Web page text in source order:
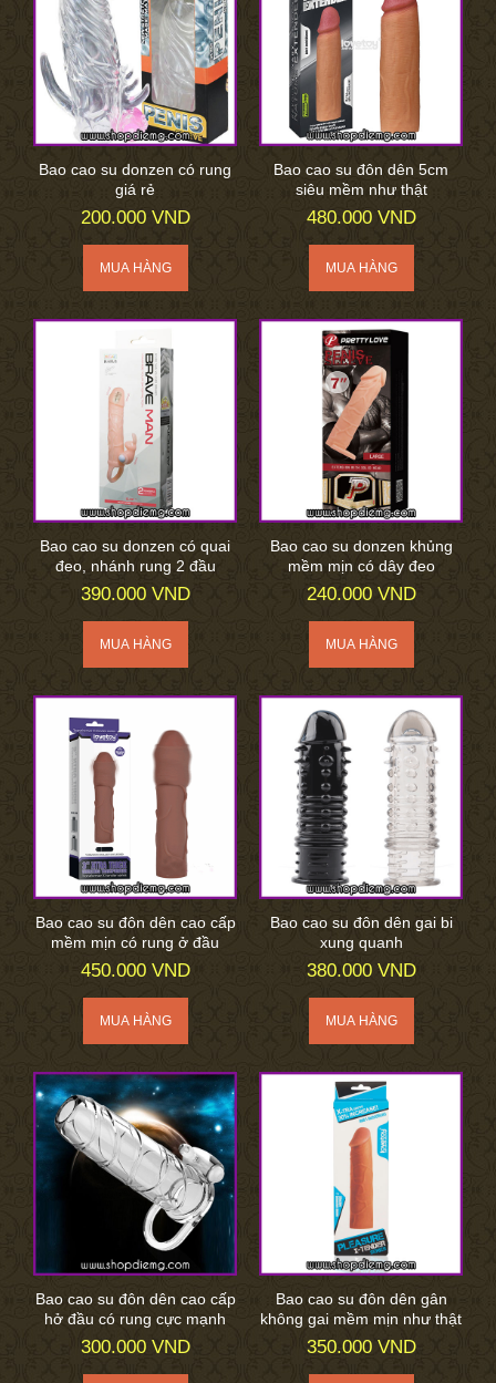
Bao cao su donzen có rung
giá rẻ
200.000 VND
Bao cao su đôn dên 5cm
siêu mềm như thật
480.000 VND
Bao cao su donzen có quai
đeo, nhánh rung 2 đầu
390.000 VND
Bao cao su donzen khủng
mềm mịn có dây đeo
240.000 VND
Bao cao su đôn dên cao cấp
mềm mịn có rung ở đầu
450.000 VND
Bao cao su đôn dên gai bi
xung quanh
380.000 VND
Bao cao su đôn dên cao cấp
hở đầu có rung cực mạnh
300.000 VND
Bao cao su đôn dên gân
không gai mềm mịn như thật
350.000 VND